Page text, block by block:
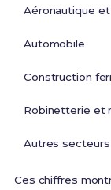
Aéronautique
Automobile
Construction
Robinetterie et
Autres
Ces chiffres